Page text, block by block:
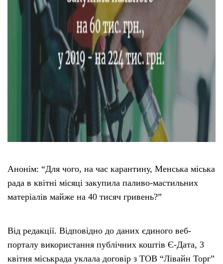
Анонім: “Для чого, на час карантину, Менська міська
рада в квітні місяці закупила паливо-мастильних
матеріалів майже на 40 тисяч гривень?”
Від редакції. Відповідно до даних єдиного веб-
порталу використання публічних коштів Є-Дата, 3
квітня міськрада уклала договір з ТОВ “Лівайн Торг”